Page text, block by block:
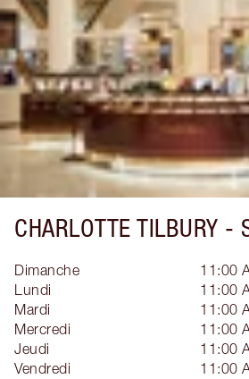
CHARLOTTE TILBURY -
Dimanche
11:00
Lundi
11:00
Mardi
11:00
Mercredi
11:00
Jeudi
11:00
Vendredi
11:00